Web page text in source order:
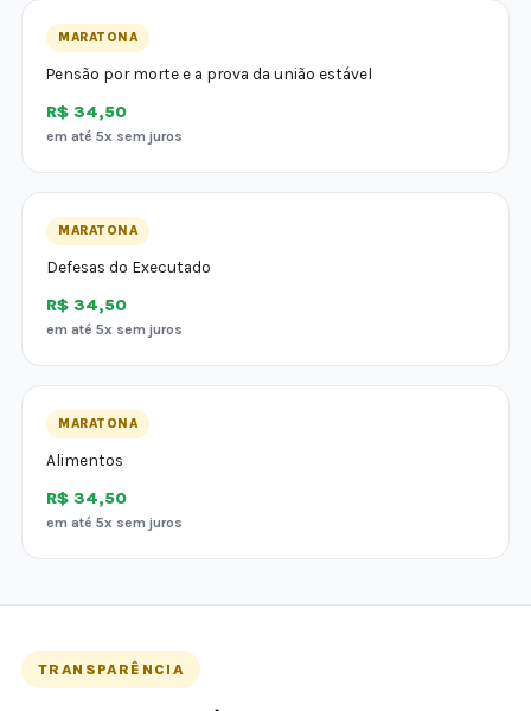
MARATONA
Pensão por morte e a prova da união estável
R$ 34,50
em até 5x sem juros
MARATONA
Defesas do Executado
R$ 34,50
em até 5x sem juros
MARATONA
Alimentos
R$ 34,50
em até 5x sem juros
TRANSPARÊNCIA